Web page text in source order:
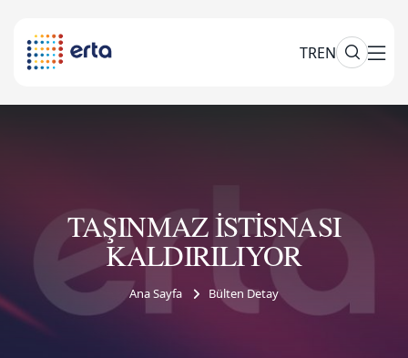
TREN
TAŞINMAZ İSTİSNASI
KALDIRILIYOR
Ana Sayfa Bülten Detay